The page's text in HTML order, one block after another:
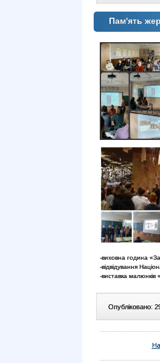
Пам'ять
-виховна година
-відвідування
-виставка малюнків
Опубліковано: